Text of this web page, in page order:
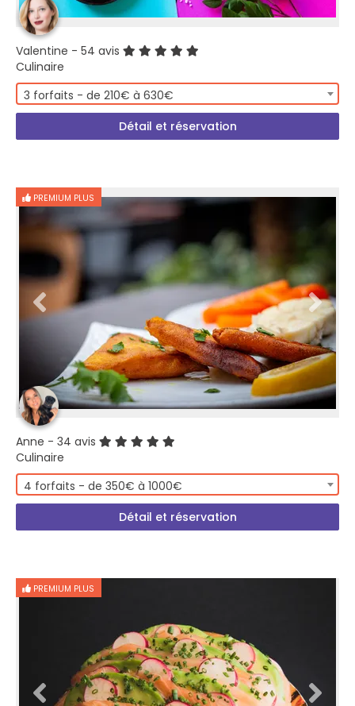
Valentine - 54 avis
Culinaire
3 forfaits - de 210€ à 630€
Détail et réservation
PREMIUM PLUS
Anne - 34 avis
Culinaire
4 forfaits - de 350€ à 1000€
Détail et réservation
PREMIUM PLUS